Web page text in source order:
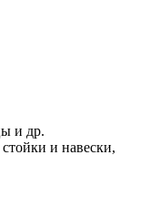
и др.
и навески,